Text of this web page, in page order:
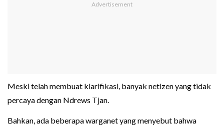
Meski telah membuat klarifikasi, banyak netizen yang tidak
percaya dengan Ndrews Tjan.
Bahkan, ada beberapa warganet yang menyebut bahwa